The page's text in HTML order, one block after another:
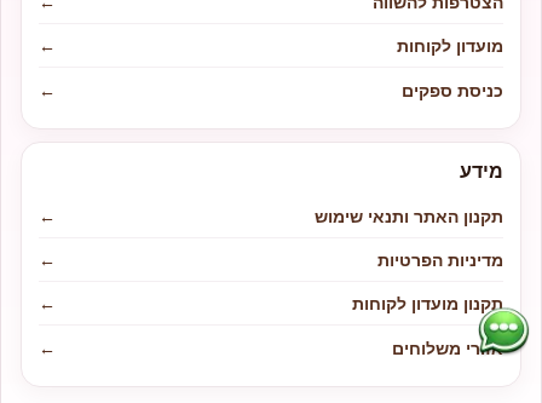
מועדון לקוחות
←
כניסת ספקים
←
מידע
תקנון האתר ותנאי שימוש
←
מדיניות הפרטיות
←
תקנון מועדון לקוחות
←
אזורי משלוחים
←